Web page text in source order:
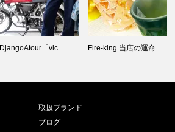
Fire-king 当店の運命…
Fire-kingディナープ
取扱ブランド
ブログ